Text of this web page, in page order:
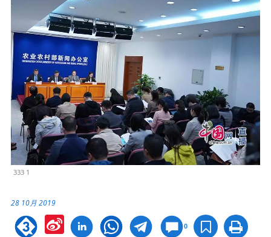
333 1
28 10月 2019
Sina
Weibo
0